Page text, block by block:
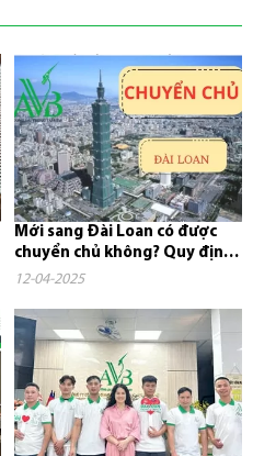
Mới sang Đài Loan có được
chuyển chủ không? Quy định,
chi phí và những điều cần...
12-04-2025